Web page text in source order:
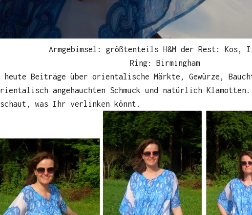
Armgebimsel: größtenteils H&M der Rest: Kos,
Ring: Birmingham
heute Beiträge über orientalische Märkte, Gewürze,
orientalisch angehauchten Schmuck und natürlich
was Ihr verlinken könnt.